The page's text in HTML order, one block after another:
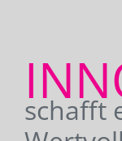
schafft